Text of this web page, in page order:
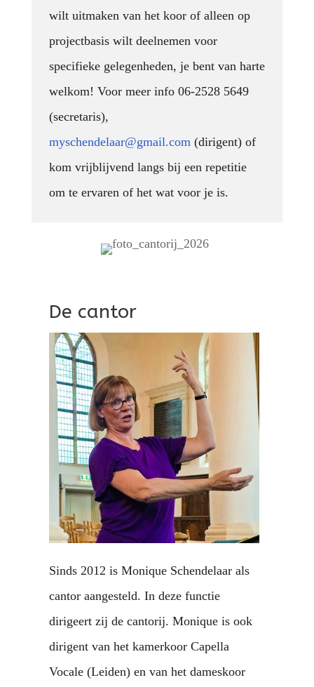
wilt uitmaken van het koor of alleen op
projectbasis wilt deelnemen voor
specifieke gelegenheden, je bent van harte
welkom! Voor meer info 06-2528 5649
(secretaris),
myschendelaar@gmail.com(dirigent) of
kom vrijblijvend langs bij een repetitie
om te ervaren of het wat voor je is.
De cantor
Sinds 2012 is Monique Schendelaar als
cantor aangesteld. In deze functie
dirigeert zij de cantorij. Monique is ook
dirigent van het kamerkoor Capella
Vocale (Leiden) en van het dameskoor